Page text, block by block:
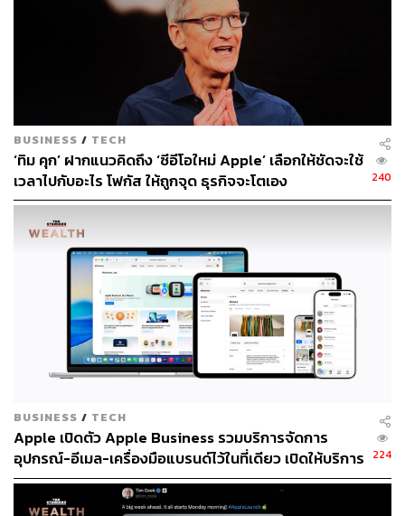
Editor’s Pick:เราชอบความเบาสบายผิวหลังการใช้ NARS
Velvet Matte Skin Tint Broad Spectrum SPF 30 ด้วยสัมผัส
แบบเนื้อกำมะหยี่บางเบา ทำให้เหมาะกับอากาศเมืองไทย
ช่วยควบคุมความมันบนผิวระหว่างวันได้ดี ที่สำคัญมีวิตามิน
C และ E เป็นส่วนผสม รวมถึงสามารถปกป้องผิวจากแสงแดด
ไปในตัว (1,750 บาท)
เซตผิวด้วยแป้ง Translucent ดีที่สุด
แป้งแต่งหน้าที่เหมาะกับอากาศเมืองไทย แนะนำแป้งฝุ่นแบบ
Translucent ซึ่งบ้านเรามีแป้งประเภทนี้หลากหลายแบรนด์ให้
เลือกตามความชอบและตามกำลังเงิน แต่ไม่ว่าจะถูกจะแพง
เราขอแนะเน้นสูตร Translucent เพราะเมื่อนำมาใช้เซตผิวที่
แต่งหน้าเสร็จแล้ว จะช่วยดูดความชื้นและซับความมันได้เป็น
อย่างดี โดยเฉพาะบริเวณทีโซน เทคนิคคือ ให้ใช้คู่กับแปรง
ทาแป้งฝุ่น แตะเนื้อแป้งเบาๆ เคาะให้แป้งกระจายตัวแล้วค่อย
ปัดลงบนผิวเบาๆ
BUSINESS / TECH
‘ทิม คุก’ ฝากแนวคิดถึง ‘ซีอีโอใหม่ Apple’ เลือกให้ชัดจะใช้
เวลาไปกับอะไร โฟกัส ให้ถูกจุด ธุรกิจจะโตเอง
240
BUSINESS / TECH
Apple เปิดตัว Apple Business รวมบริการจัดการ
อุปกรณ์-อีเมล-เครื่องมือแบรนด์ไว้ในที่เดียว เปิดให้บริการ
ฟรีในกว่า 200 ประเทศและดินแดน 14 เม.ย. นี้
224